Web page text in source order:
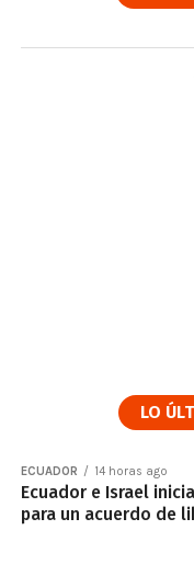
LO
ECUADOR 14 horas ago
Ecuador e Israel
para un acuerdo de